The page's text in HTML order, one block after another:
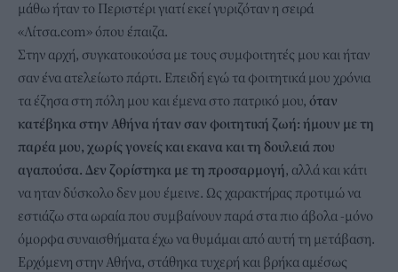
μάθω ήταν το Περιστέρι γιατί εκεί γυριζόταν η σειρά
«Λίτσα.com» όπου έπαιζα.
Στην αρχή, συγκατοικούσα με τους συμφοιτητές μου και ήταν
σαν ένα ατελείωτο πάρτι. Επειδή εγώ τα φοιτητικά μου χρόνια
τα έζησα στη πόλη μου και έμενα στο πατρικό μου, όταν
κατέβηκα στην Αθήνα ήταν σαν φοιτητική ζωή: ήμουν με τη
παρέα μου, χωρίς γονείς και εκανα και τη δουλειά που
αγαπούσα. Δεν ζορίστηκα με τη προσαρμογή, αλλά και κάτι
να ηταν δύσκολο δεν μου έμεινε. Ως χαρακτήρας προτιμώ να
εστιάζω στα ωραία που συμβαίνουν παρά στα πιο άβολα -μόνο
όμορφα συναισθήματα έχω να θυμάμαι από αυτή τη μετάβαση.
Ερχόμενη στην Αθήνα, στάθηκα τυχερή και βρήκα αμέσως